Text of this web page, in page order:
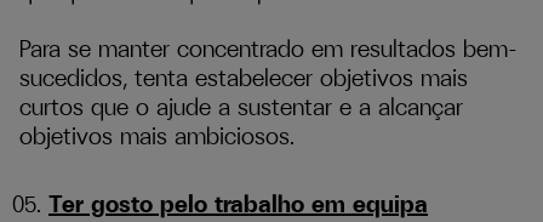
Para se manter concentrado em resultados bem-
sucedidos, tenta estabelecer objetivos mais
curtos que o ajude a sustentar e a alcançar
objetivos mais ambiciosos.
Ter gosto pelo trabalho em equipa